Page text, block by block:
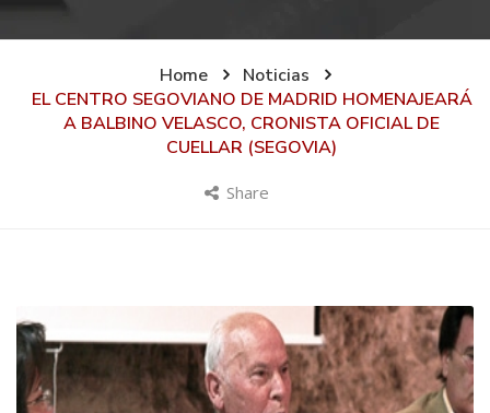
Home
Noticias
EL CENTRO SEGOVIANO DE MADRID HOMENAJEARÁ
A BALBINO VELASCO, CRONISTA OFICIAL DE
CUELLAR (SEGOVIA)
Share